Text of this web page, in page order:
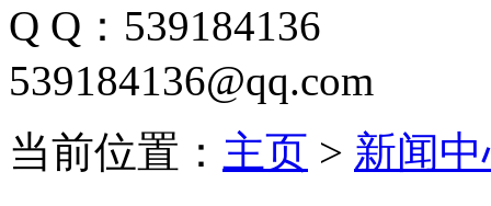
Q Q：539184136
539184136@qq.com
当前位置： 主页 > 新闻